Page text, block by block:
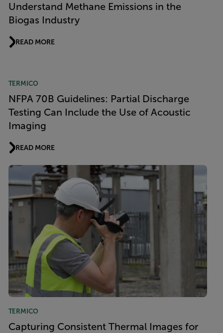
Understand Methane Emissions in the
Biogas Industry
READ MORE
TERMICO
NFPA 70B Guidelines: Partial Discharge
Testing Can Include the Use of Acoustic
Imaging
READ MORE
TERMICO
Capturing Consistent Thermal Images for